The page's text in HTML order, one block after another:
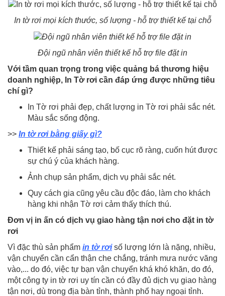
In tờ rơi mọi kích thước, số lượng - hỗ trợ thiết kế tại chỗ
Đội ngũ nhân viên thiết kế hỗ trợ file đặt in
Với tầm quan trọng trong việc quảng bá thương hiệu
doanh nghiệp, In Tờ rơi cần đáp ứng được những tiêu
chí gì?
In Tờ rơi phải đẹp, chất lượng in Tờ rơi phải sắc nét.
Màu sắc sống động.
>> In tờ rơi bằng giấy gì?
Thiết kế phải sáng tạo, bố cục rõ ràng, cuốn hút được
sự chú ý của khách hàng.
Ảnh chụp sản phẩm, dịch vụ phải sắc nét.
Quy cách gia cũng yêu cầu độc đáo, làm cho khách
hàng khi nhận Tờ rơi cảm thấy thích thú.
Đơn vị in ấn có dịch vụ giao hàng tận nơi cho đặt in tờ
rơi
Vì đặc thù sản phẩm in tờ rơisố lượng lớn là nặng, nhiều,
vận chuyển cần cẩn thận che chắng, tránh mưa nước văng
vào,... do đó, việc tự bạn vận chuyển khá khó khăn, do đó,
một công ty in tờ rơi uy tín cần có đầy đủ dịch vụ giao hàng
tận nơi, dù trong địa bàn tỉnh, thành phổ hay ngoại tỉnh.